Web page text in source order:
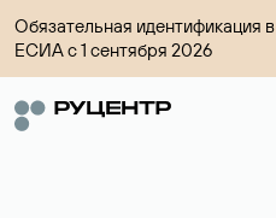
Обязательная идентификация в
ЕСИА с 1 сентября 2026